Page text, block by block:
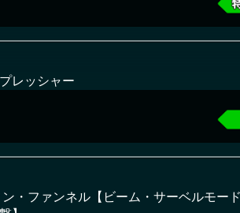
レッシャー
・ファンネル【ビーム・サーベルモー